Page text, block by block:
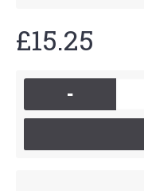
£15.25
-